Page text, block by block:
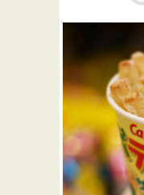
みのりん
ご
カレー屋